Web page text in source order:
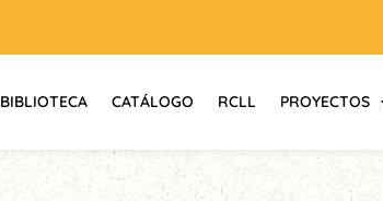
BIBLIOTECA CATÁLOGO RCLL PROYECTOS